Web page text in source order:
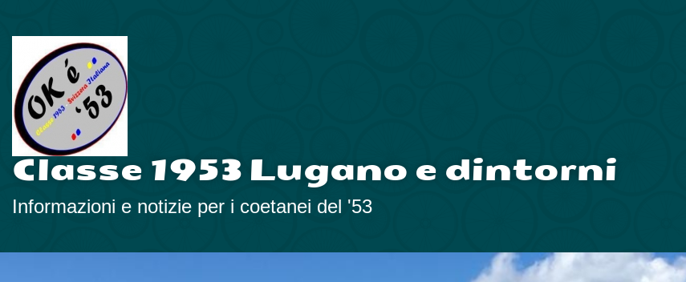
Classe 1953 Lugano e dintorni
Informazioni e notizie per i coetanei del '53